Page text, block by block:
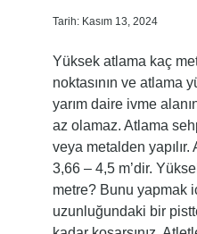
Tarih: Kasım 13, 2024
Yüksek atlama kaç
noktasının ve atlama
yarım daire ivme
az olamaz. Atlama
veya metalden yapılır.
3,66 – 4,5 m’dir.
metre? Bunu yapmak
uzunluğundaki bir